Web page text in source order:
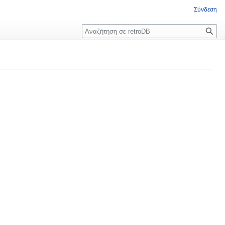
Σύνδεση
Αναζήτηση